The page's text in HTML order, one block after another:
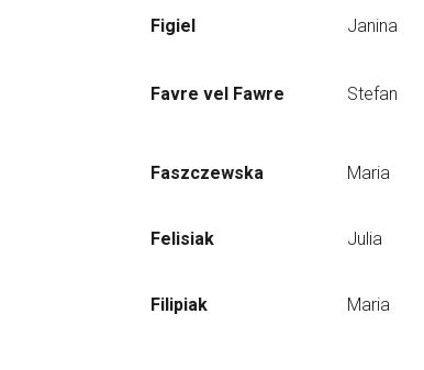
Figiel Janina
Favre vel Fawre Stefan
Faszczewska Maria
Felisiak Julia
Filipiak Maria